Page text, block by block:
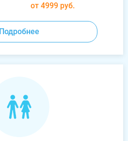
от 4999 руб.
Подробнее